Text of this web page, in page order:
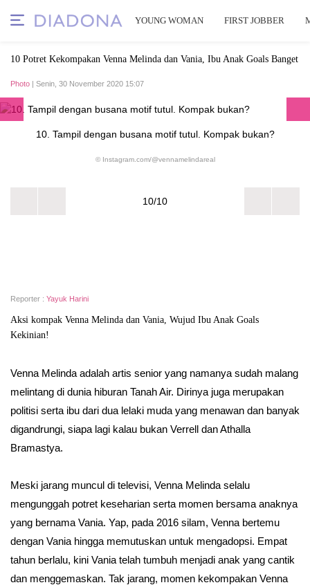
YOUNG WOMAN FIRST JOBBER
10 Potret Kekompakan Venna Melinda dan Vania, Ibu Anak Goals Banget
Photo | Senin, 30 November 2020 15:07
10. Tampil dengan busana motif tutul. Kompak bukan?
© Instagram.com/@vennamelindareal
10/10
Reporter : Yayuk Harini
Aksi kompak Venna Melinda dan Vania, Wujud Ibu Anak Goals
Kekinian!
Venna Melinda adalah artis senior yang namanya sudah malang
melintang di dunia hiburan Tanah Air. Dirinya juga merupakan
politisi serta ibu dari dua lelaki muda yang menawan dan banyak
digandrungi, siapa lagi kalau bukan Verrell dan Athalla
Bramastya.
Meski jarang muncul di televisi, Venna Melinda selalu
mengunggah potret keseharian serta momen bersama anaknya
yang bernama Vania. Yap, pada 2016 silam, Venna bertemu
dengan Vania hingga memutuskan untuk mengadopsi. Empat
tahun berlalu, kini Vania telah tumbuh menjadi anak yang cantik
dan menggemaskan. Tak jarang, momen kekompakan Venna